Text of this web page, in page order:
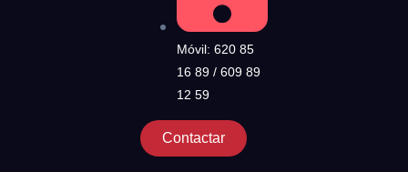
Móvil: 620 85
16 89 / 609 89
12 59
Contactar